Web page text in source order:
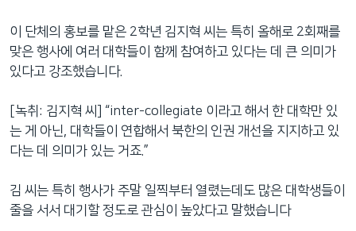
이 단체의 홍보를 맡은 2학년 김지혁 씨는 특히 올해로 2회째를
맞은 행사에 여러 대학들이 함께 참여하고 있다는 데 큰 의미가
있다고 강조했습니다.
[녹취: 김지혁 씨] “inter-collegiate 이라고 해서 한 대학만 있
는 게 아닌, 대학들이 연합해서 북한의 인권 개선을 지지하고 있
다는 데 의미가 있는 거죠.”
김 씨는 특히 행사가 주말 일찍부터 열렸는데도 많은 대학생들이
줄을 서서 대기할 정도로 관심이 높았다고 말했습니다